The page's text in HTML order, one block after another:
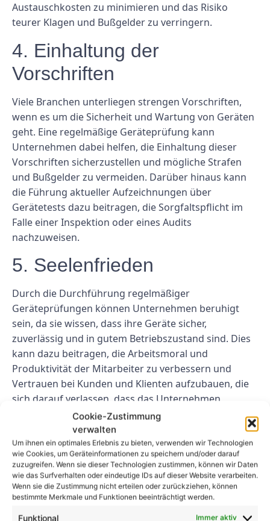
Cookie-Zustimmung
verwalten
Um ihnen ein optimales Erlebnis zu bieten, verwenden wir Technologien
wie Cookies, um Geräteinformationen zu speichern und/oder darauf
zuzugreifen. Wenn sie dieser Technologien zustimmen, können wir Daten
wie das Surfverhalten oder eindeutige IDs auf dieser Website verarbeiten.
Wenn sie die Zustimmung nicht erteilen oder zurückziehen, können
bestimmte Merkmale und Funktionen beeinträchtigt werden.
Funktional Immer aktiv
Austauschkosten zu minimieren und das Risiko
teurer Klagen und Bußgelder zu verringern.
4. Einhaltung der
Vorschriften
Viele Branchen unterliegen strengen Vorschriften,
wenn es um die Sicherheit und Wartung von Geräten
geht. Eine regelmäßige Geräteprüfung kann
Unternehmen dabei helfen, die Einhaltung dieser
Vorschriften sicherzustellen und mögliche Strafen
und Bußgelder zu vermeiden. Darüber hinaus kann
die Führung aktueller Aufzeichnungen über
Gerätetests dazu beitragen, die Sorgfaltspflicht im
Falle einer Inspektion oder eines Audits
nachzuweisen.
5. Seelenfrieden
Durch die Durchführung regelmäßiger
Geräteprüfungen können Unternehmen beruhigt
sein, da sie wissen, dass ihre Geräte sicher,
zuverlässig und in gutem Betriebszustand sind. Dies
kann dazu beitragen, die Arbeitsmoral und
Produktivität der Mitarbeiter zu verbessern und
Vertrauen bei Kunden und Klienten aufzubauen, die
sich darauf verlassen, dass das Unternehmen
qualitativ hochwertige Produkte und
Dienstleistungen liefert.
Abschluss
Regelmäßige Geräteprüfungen sind eine
kostengünstige Investition für Unternehmen, die
dazu beitragen kann, die Geräteleistung zu